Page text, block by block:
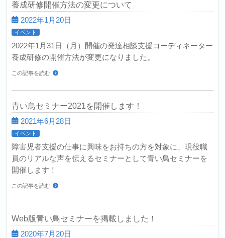
養成研修開催方法の変更について
2022年1月20日
イベント
2022年1月31日（月）開催の発達相談支援コーディネーター
養成研修の開催方法が変更になりました。
この記事を読む
青い鳥セミナー2021を開催します！
2021年6月28日
イベント
障害児者支援の仕事に興味をお持ちの方を対象に、現役職
員のリアルな声を伝えるセミナーとして青い鳥セミナーを
開催します！
この記事を読む
Web版青い鳥セミナーを掲載しました！
2020年7月20日